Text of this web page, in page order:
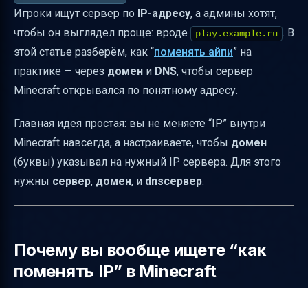
Этап: подготовить сервер и проверить, что
IP вообще доступен
Этап: зарегистрировать домен (если его
ещё нет)
Этап: подключить DNS и выбрать DNS-
Этап: создать A-запись для Minecraft-
сервера
“Как подключить сервер без указания
Частые ошибки, из-за которых “не
Игроки ищут сервер по IP-адресу, а админы хотят,
чтобы он выглядел проще: вроде
play.example.ru . В
этой статье разберём, как “поменять айпи” на
практике — через домен и DNS, чтобы сервер
Minecraft открывался по понятному адресу.
Главная идея простая: вы не меняете “IP” внутри
Minecraft навсегда, а настраиваете, чтобы домен
(буквы) указывал на нужный IP сервера. Для этого
нужны сервер, домен, и dnsсервер.
Почему вы вообще ищете “как
поменять IP” в Minecraft